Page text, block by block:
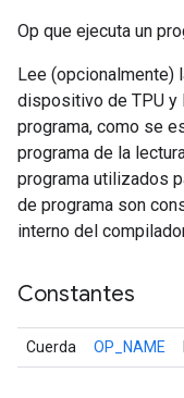
Op que ejecuta un
Lee (opcionalmente)
dispositivo de TPU y
programa, como se
programa de la
programa utilizados
de programa son
interno del
Constantes
Cuerda OP_NAME